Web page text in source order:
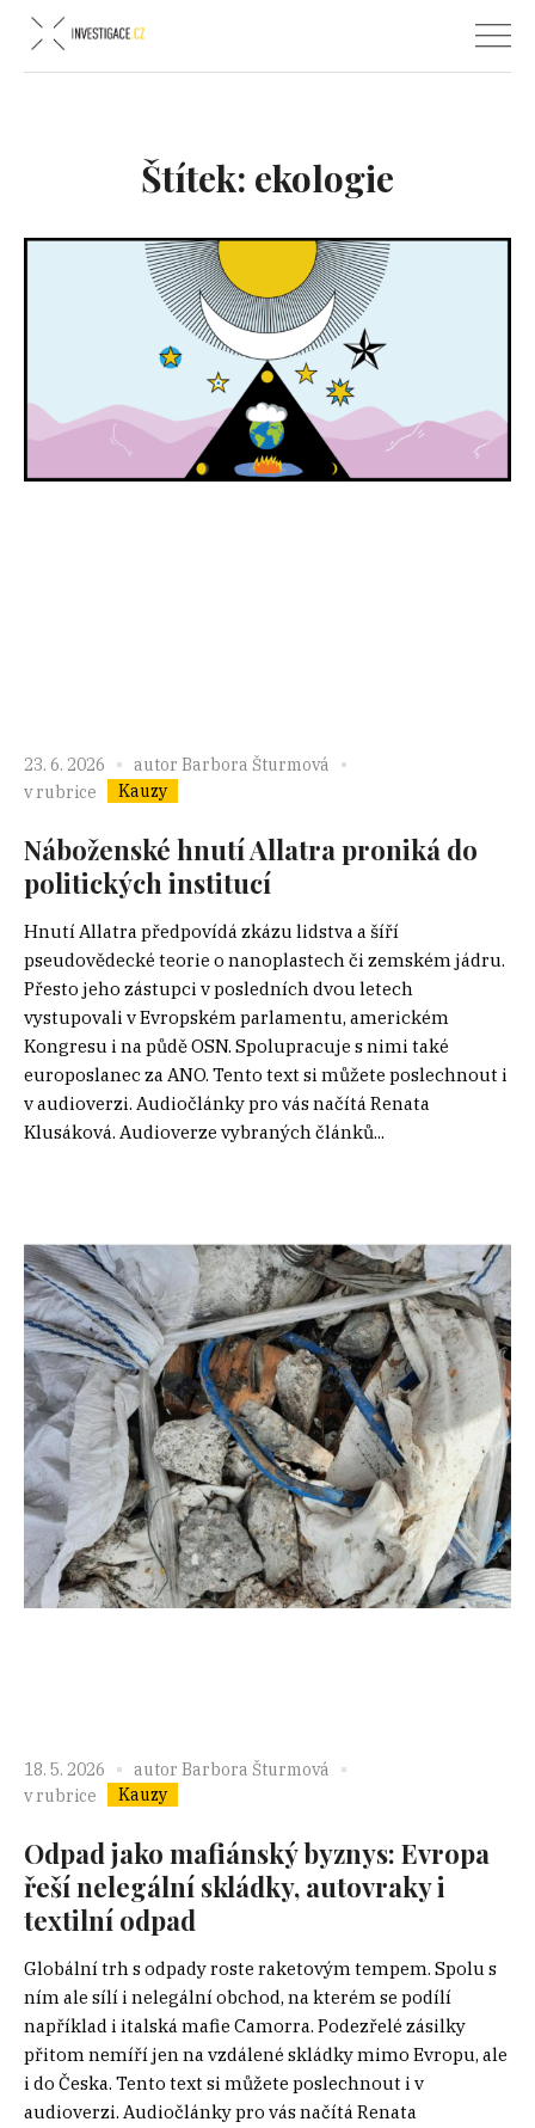
Štítek: ekologie
23. 6. 2026 autor Barbora Šturmová
v rubrice
Kauzy
Náboženské hnutí Allatra proniká do
politických institucí
Hnutí Allatra předpovídá zkázu lidstva a šíří
pseudovědecké teorie o nanoplastech či zemském jádru.
Přesto jeho zástupci v posledních dvou letech
vystupovali v Evropském parlamentu, americkém
Kongresu i na půdě OSN. Spolupracuje s nimi také
europoslanec za ANO. Tento text si můžete poslechnout i
v audioverzi. Audiočlánky pro vás načítá Renata
Klusáková. Audioverze vybraných článků...
18. 5. 2026 autor Barbora Šturmová
v rubrice
Kauzy
Odpad jako mafiánský byznys: Evropa
řeší nelegální skládky, autovraky i
textilní odpad
Globální trh s odpady roste raketovým tempem. Spolu s
ním ale sílí i nelegální obchod, na kterém se podílí
například i italská mafie Camorra. Podezřelé zásilky
přitom nemíří jen na vzdálené skládky mimo Evropu, ale
i do Česka. Tento text si můžete poslechnout i v
audioverzi. Audiočlánky pro vás načítá Renata